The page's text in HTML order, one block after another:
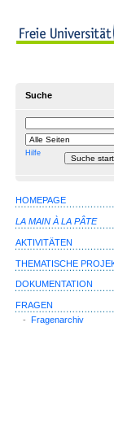
Suche
Hilfe
HOMEPAGE
LA MAIN À LA PÂTE
AKTIVITÄTEN
THEMATISCHE
DOKUMENTATION
FRAGEN
-
Fragenarchiv